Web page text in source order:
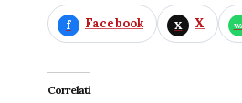
Facebook X
Correlati